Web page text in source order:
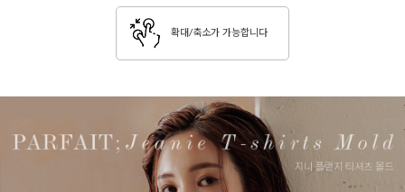
확대/축소가 가능합니다